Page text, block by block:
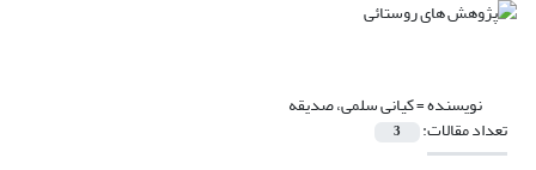
نویسنده =کیانی سلمی، صدیقه
تعداد مقالات: 3